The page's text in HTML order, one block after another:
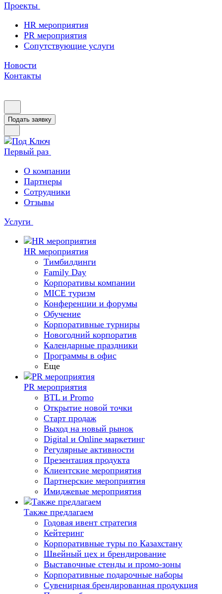
Проекты
HR мероприятия
PR мероприятия
Сопутствующие услуги
Новости
Контакты
Подать заявку
Первый раз
О компании
Партнеры
Сотрудники
Отзывы
Услуги
HR мероприятия
Тимбилдинги
Family Day
Корпоративы компании
MICE туризм
Конференции и форумы
Обучение
Корпоративные турниры
Новогодний корпоратив
Календарные праздники
Программы в офис
Еще
PR мероприятия
BTL и Promo
Открытие новой точки
Старт продаж
Выход на новый рынок
Digital и Online маркетинг
Регулярные активности
Презентация продукта
Клиентские мероприятия
Партнерские мероприятия
Имиджевые мероприятия
Также предлагаем
Годовая ивент стратегия
Кейтеринг
Корпоративные туры по Казахстану
Швейный цех и брендирование
Выставочные стенды и промо-зоны
Корпоративные подарочные наборы
Сувенирная брендированная продукция